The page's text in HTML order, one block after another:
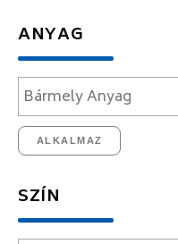
ANYAG
ALKALMAZ
SZÍN